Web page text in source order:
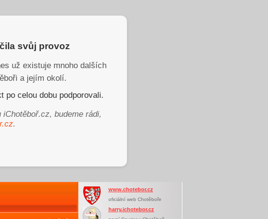
svůj provoz
už existuje mnoho dalších
a jejím okolí.
po celou dobu podporovali.
budeme rádi,
.
www.chotebor.cz
oficiální web Chotěboře
harry.ichotebor.cz